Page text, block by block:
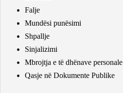
Falje
Mundësi punësimi
Shpallje
Sinjalizimi
Mbrojtja e të dhënave personale
Qasje në Dokumente Publike